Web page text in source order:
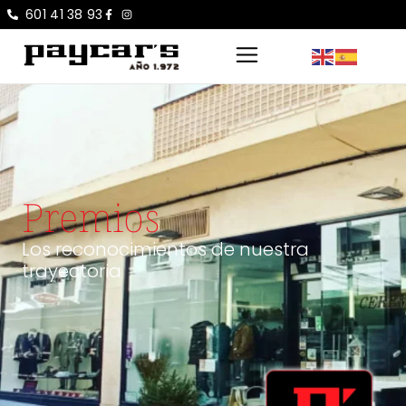
601 41 38 93
Premios
Los reconocimientos de nuestra
trayectoria